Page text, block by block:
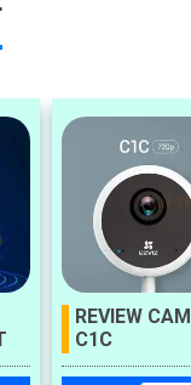
REVIEW
C1C